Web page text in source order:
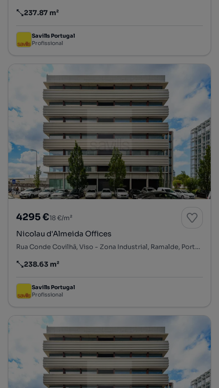
Preço por metro quadrado
237.87 m²
Savills Portugal
Profissional
4295 €18 €/m²
Nicolau d'Almeida Offices
Rua Conde Covilhã, Viso - Zona Industrial, Ramalde, Porto, Porto
Preço por metro quadrado
238.63 m²
Savills Portugal
Profissional